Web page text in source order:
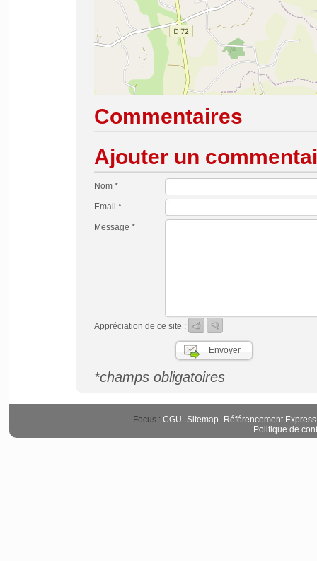
Commentaires
Ajouter un
Nom *
Email *
Message *
Appréciation de ce site :
*champs obligatoires
Focus : CGU- Sitemap- Référencement Express
Politique de